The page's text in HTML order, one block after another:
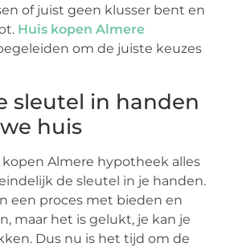
of juist geen klusser bent en
Huis kopen Almere
om de juiste keuzes
sleutel in handen
huis
Almere hypotheek alles
de sleutel in je handen.
een proces met bieden en
maar het is gelukt, je kan je
Dus nu is het tijd om de